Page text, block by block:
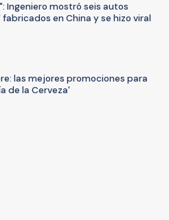
Ingeniero mostró seis autos
en China y se hizo viral
las mejores promociones para
de la Cerveza'